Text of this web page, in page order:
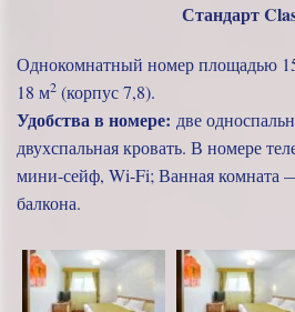
Гостям предоставляется широкий
дополнительных услуг, таких как
беспроводной Wi-Fi и
ресторан, кафе, бильярдом и
в настольный теннис и
пользование СПА-зоной.
Сходнице обладает
воспитателем, предоставляет
Стандарт
Однокомнатный номер площадью
18 м2 (корпус 7,8).
Удобства в номере: две
двухспальная кровать. В номере
мини-сейф, Wi-Fi; Ванная комната
балкона.